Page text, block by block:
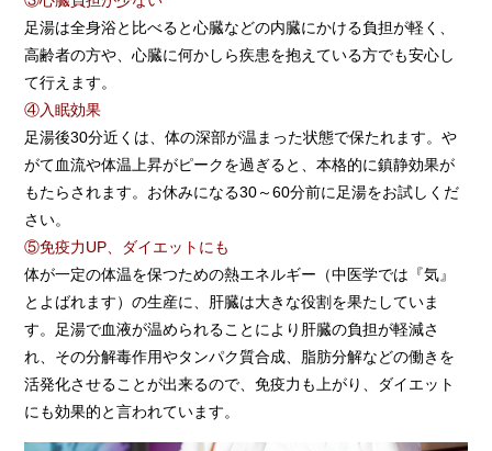
足湯は全身浴と比べると心臓などの内臓にかける負担が軽く、
高齢者の方や、心臓に何かしら疾患を抱えている方でも安心し
て行えます。
④入眠効果
足湯後30分近くは、体の深部が温まった状態で保たれます。や
がて血流や体温上昇がピークを過ぎると、本格的に鎮静効果が
もたらされます。お休みになる30～60分前に足湯をお試しくだ
さい。
⑤免疫力UP、ダイエットにも
体が一定の体温を保つための熱エネルギー（中医学では『気』
とよばれます）の生産に、肝臓は大きな役割を果たしていま
す。足湯で血液が温められることにより肝臓の負担が軽減さ
れ、その分解毒作用やタンパク質合成、脂肪分解などの働きを
活発化させることが出来るので、免疫力も上がり、ダイエット
にも効果的と言われています。